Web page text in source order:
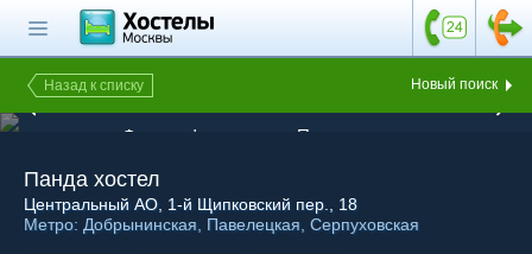
Назад к списку Новый поиск
Фотография хостела Панда хостел
Панда хостел
Центральный АО , 1-й Щипковский пер., 18
Метро: Добрынинская Павелецкая Серпуховская
Главная страница
Поиск хостела
Все хостелы
хостелах
Каталог хостелов